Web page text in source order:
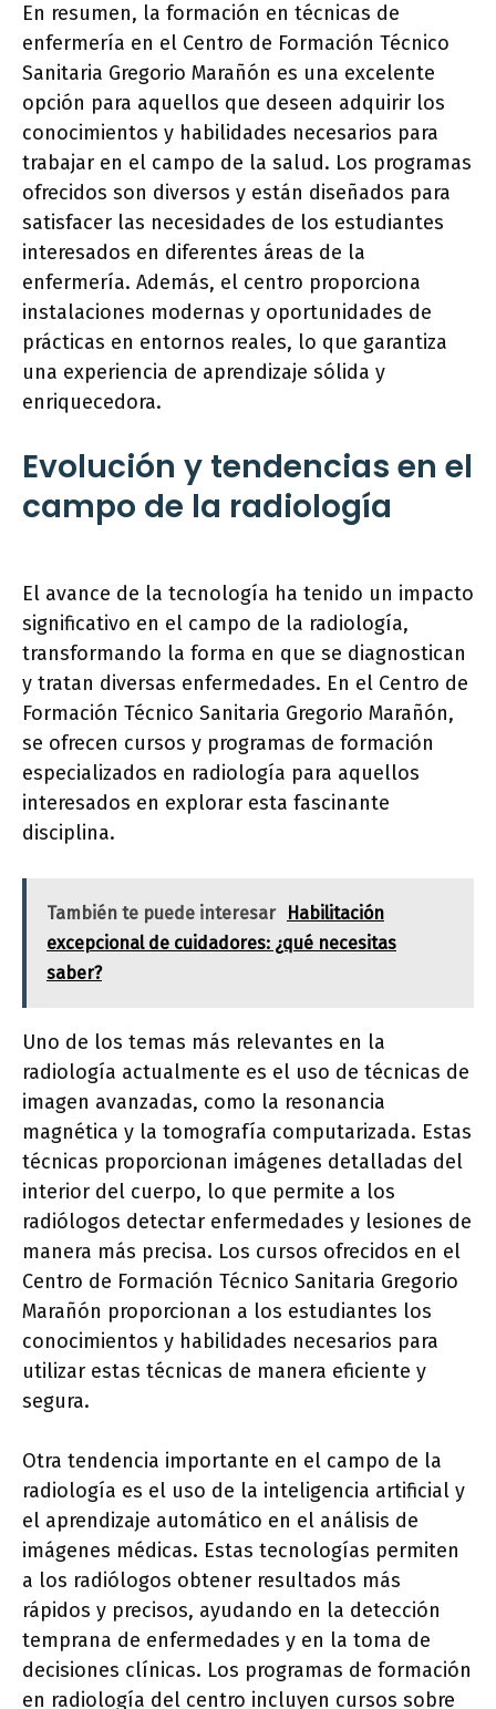
En resumen, la formación en técnicas de
enfermería en el Centro de Formación Técnico
Sanitaria Gregorio Marañón es una excelente
opción para aquellos que deseen adquirir los
conocimientos y habilidades necesarios para
trabajar en el campo de la salud. Los programas
ofrecidos son diversos y están diseñados para
satisfacer las necesidades de los estudiantes
interesados en diferentes áreas de la
enfermería. Además, el centro proporciona
instalaciones modernas y oportunidades de
prácticas en entornos reales, lo que garantiza
una experiencia de aprendizaje sólida y
enriquecedora.
Evolución y tendencias en el
campo de la radiología
El avance de la tecnología ha tenido un impacto
significativo en el campo de la radiología,
transformando la forma en que se diagnostican
y tratan diversas enfermedades. En el Centro de
Formación Técnico Sanitaria Gregorio Marañón,
se ofrecen cursos y programas de formación
especializados en radiología para aquellos
interesados en explorar esta fascinante
disciplina.
También te puede interesar
Habilitación
excepcional de cuidadores: ¿qué necesitas
saber?
Uno de los temas más relevantes en la
radiología actualmente es el uso de técnicas de
imagen avanzadas, como la resonancia
magnética y la tomografía computarizada. Estas
técnicas proporcionan imágenes detalladas del
interior del cuerpo, lo que permite a los
radiólogos detectar enfermedades y lesiones de
manera más precisa. Los cursos ofrecidos en el
Centro de Formación Técnico Sanitaria Gregorio
Marañón proporcionan a los estudiantes los
conocimientos y habilidades necesarios para
utilizar estas técnicas de manera eficiente y
segura.
Otra tendencia importante en el campo de la
radiología es el uso de la inteligencia artificial y
el aprendizaje automático en el análisis de
imágenes médicas. Estas tecnologías permiten
a los radiólogos obtener resultados más
rápidos y precisos, ayudando en la detección
temprana de enfermedades y en la toma de
decisiones clínicas. Los programas de formación
en radiología del centro incluyen cursos sobre